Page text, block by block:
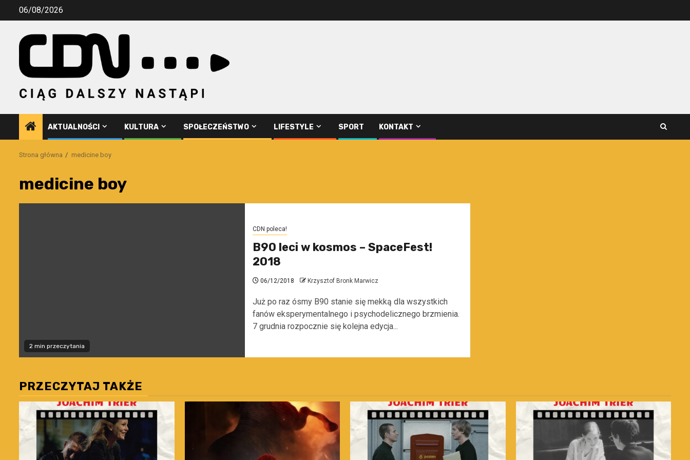
Przejdź06/08/2026
AKTUALNOŚCI KULTURA SPOŁECZEŃSTWO LIFESTYLE SPORT KONTAKT
Strona główna medicine boy
medicine boy
2 min przeczytania
CDN poleca!
B90 leci w kosmos – SpaceFest!
2018
06/12/2018 Krzysztof Bronk Marwicz
Już po raz ósmy B90 stanie się mekką dla wszystkich
fanów eksperymentalnego i psychodelicznego brzmienia.
7 grudnia rozpocznie się kolejna edycja...
PRZECZYTAJ TAKŻE